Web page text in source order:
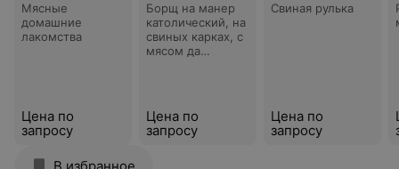
Мясные
домашние
лакомства
Цена по
запросу
Борщ на манер
католический, на
свиных карках, с
мясом да
Цена по
запросу
Свиная рулька
Цена по
запросу